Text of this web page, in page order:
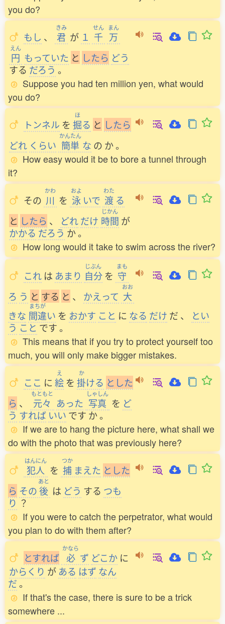
you do?
もし 、
きみ
君 が １
せん
千
まん
万
えん
円 もっていた と したら どう
する だろう 。
Suppose you had ten million yen, what would
you do?
トンネル を
ほ
掘る と したら
どれ くらい
かんたん
簡単 な の か。
How easy would it be to bore a tunnel through
it?
その
かわ
川 を
およ
泳 いで
わた
渡 る
と したら 、 どれだけ
じかん
時間 が
かかる だろう か。
How long would it take to swim across the river?
これ は あまり
じぶん
自分 を
まも
守
ろ う と する と 、 かえって
おお
大
きな
まちが
間違い を おかす こと に なる だけ だ 、
とい
う こと です。
This means that if you try to protect yourself too
much, you will only make bigger mistakes.
ここ に
え
絵 を
か
掛ける と した
ら 、
もともと
元々 あった
しゃしん
写真 を ど
う すれば いい です か。
If we are to hang the picture here, what shall we
do with the photo that was previously here?
はんにん
犯人 を
つか
捕 まえた と した
ら その
あと
後 は どう する つも
り ？
If you were to catch the perpetrator, what would
you plan to do with them after?
とすれば
かなら
必 ず どこか に
からくり が ある はず なん
だ。
If that's the case, there is sure to be a trick
somewhere ...